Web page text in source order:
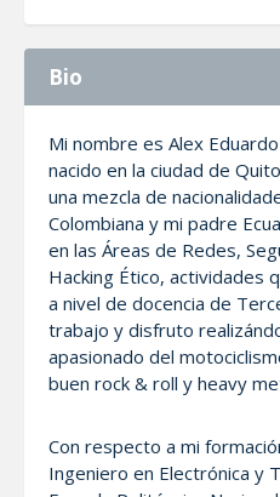
Bio
Mi nombre es Alex
nacido en la ciudad de
una mezcla de
Colombiana y mi padre
en las Áreas de Redes,
Hacking Ético, actividades
a nivel de docencia de
trabajo y disfruto
apasionado del
buen rock & roll y heavy
Con respecto a mi
Ingeniero en Electrónica y